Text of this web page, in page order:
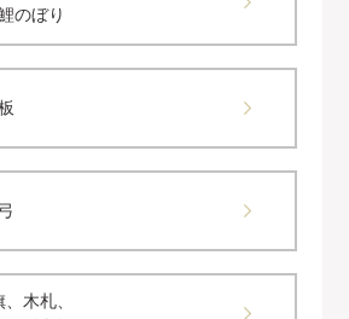
のぼり
木札、